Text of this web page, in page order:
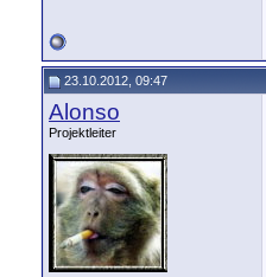
23.10.2012, 09:47
Alonso
Projektleiter